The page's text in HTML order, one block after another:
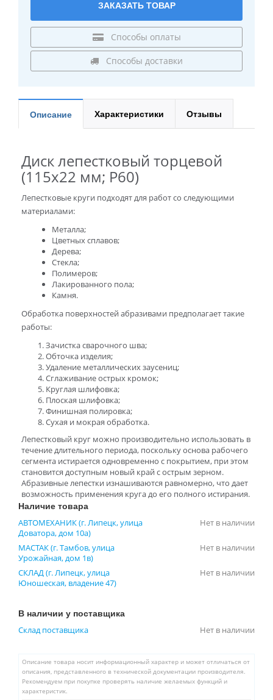
ЗАКАЗАТЬ ТОВАР
Способы оплаты
Способы доставки
Описание Характеристики Отзывы
Диск лепестковый торцевой
(115х22 мм; P60)
Лепестковые круги подходят для работ со следующими
материалами:
Металла;
Цветных сплавов;
Дерева;
Стекла;
Полимеров;
Лакированного пола;
Камня.
Обработка поверхностей абразивами предполагает такие
работы:
Зачистка сварочного шва;
Обточка изделия;
Удаление металлических заусениц;
Сглаживание острых кромок;
Круглая шлифовка;
Плоская шлифовка;
Финишная полировка;
Сухая и мокрая обработка.
Лепестковый круг можно производительно использовать в
течение длительного периода, поскольку основа рабочего
сегмента истирается одновременно с покрытием, при этом
становится доступным новый край с острым зерном.
Абразивные лепестки изнашиваются равномерно, что дает
возможность применения круга до его полного истирания.
Наличие товара
АВТОМЕХАНИК (г. Липецк, улица
Доватора, дом 10а)
Нет в наличии
МАСТАК (г. Тамбов, улица
Урожайная, дом 1в)
Нет в наличии
СКЛАД (г. Липецк, улица
Юношеская, владение 47)
Нет в наличии
В наличии у поставщика
Склад поставщика Нет в наличии
Описание товара носит информационный характер и может отличаться от
описания, представленного в технической документации производителя.
Рекомендуем при покупке проверять наличие желаемых функций и
характеристик.